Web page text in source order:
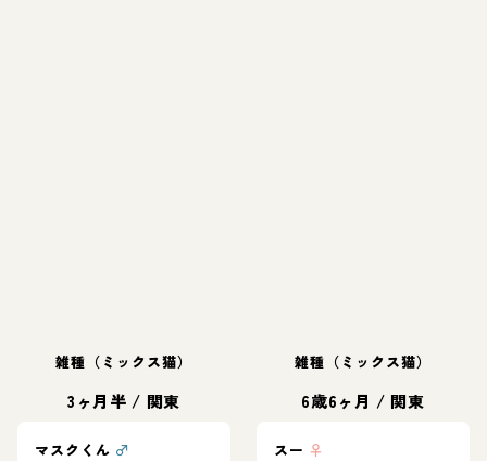
雑種（ミックス猫）
3ヶ月半 / 関東
マスクくん ♂
雑種（ミックス猫）
6歳6ヶ月 / 関東
スー ♀